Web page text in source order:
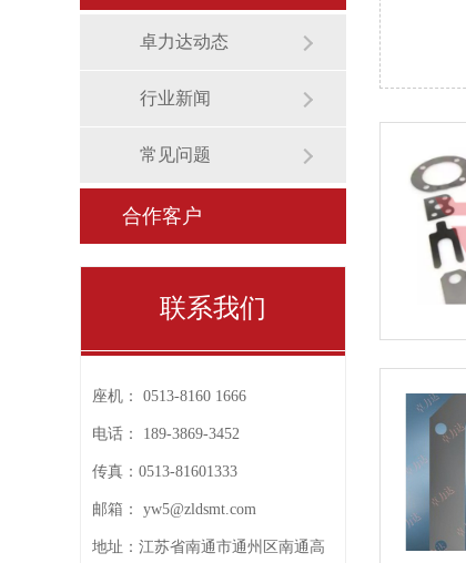
卓力达动态
行业新闻
常见问题
合作客户
联系我们
座机： 0513-8160 1666
电话： 189-3869-3452
传真： 0513-81601333
邮箱： yw5@zldsmt.com
地址： 江苏省南通市通州区南通高